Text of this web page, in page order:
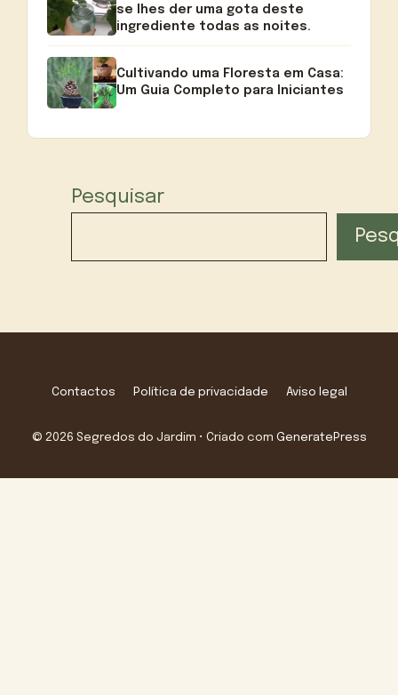
se lhes der uma gota deste
ingrediente todas as noites.
Cultivando uma Floresta em Casa:
Um Guia Completo para Iniciantes
Pesquisar
Contactos Política de privacidade Aviso legal
© 2026 Segredos do Jardim • Criado com GeneratePress